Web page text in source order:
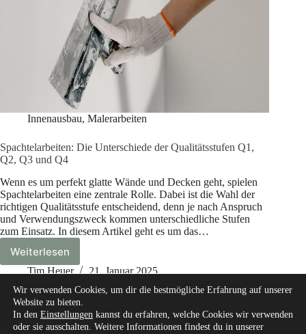
Innenausbau, Malerarbeiten
Spachtelarbeiten: Die Unterschiede der Qualitätsstufen Q1,
Q2, Q3 und Q4
Wenn es um perfekt glatte Wände und Decken geht, spielen
Spachtelarbeiten eine zentrale Rolle. Dabei ist die Wahl der
richtigen Qualitätsstufe entscheidend, denn je nach Anspruch
und Verwendungszweck kommen unterschiedliche Stufen
zum Einsatz. In diesem Artikel geht es um das…
WeiterlesenSpachtelarbeiten:
Die
der
Qualitätsstufen
Q1,
Tim Heuer 21. Januar 2025
Wir verwenden Cookies, um dir die bestmögliche Erfahrung auf unserer
Website zu bieten.
In den Einstellungen kannst du erfahren, welche Cookies wir verwenden
oder sie ausschalten. Weitere Informationen findest du in unserer